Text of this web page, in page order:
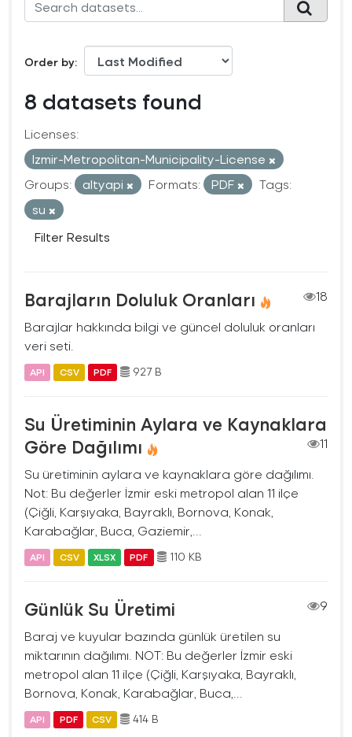
Order by
8 datasets found
Licenses:
Izmir-Metropolitan-Municipality-License
Groups:
altyapi Formats: PDF
Tags:
su
Filter Results
Barajların Doluluk Oranları
18
Barajlar hakkında bilgi ve güncel doluluk oranları
veri seti.
API CSV PDF 927 B
Su Üretiminin Aylara ve Kaynaklara
Göre Dağılımı
11
Su üretiminin aylara ve kaynaklara göre dağılımı.
Not: Bu değerler İzmir eski metropol alan 11 ilçe
(Çiğli, Karşıyaka, Bayraklı, Bornova, Konak,
Karabağlar, Buca, Gaziemir,...
API CSV XLSX PDF 110 KB
Günlük Su Üretimi
9
Baraj ve kuyular bazında günlük üretilen su
miktarının dağılımı. NOT: Bu değerler İzmir eski
metropol alan 11 ilçe (Çiğli, Karşıyaka, Bayraklı,
Bornova, Konak, Karabağlar, Buca,...
API PDF CSV 414 B